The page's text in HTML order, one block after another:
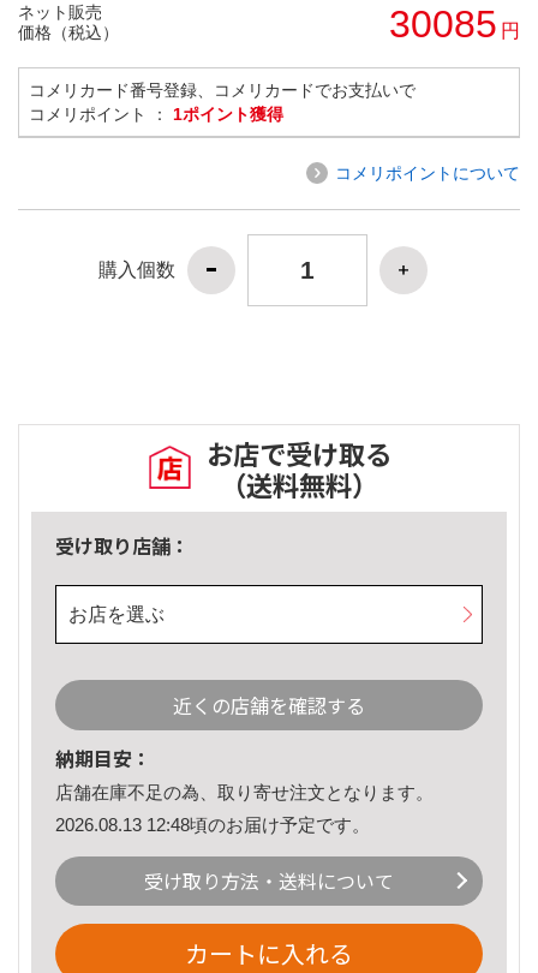
ネット販売
価格（税込）
30085 円
コメリカード番号登録、コメリカードでお支払いで
コメリポイント ： 1ポイント獲得
コメリポイントについて
購入個数
お店で受け取る
（送料無料）
受け取り店舗：
お店を選ぶ
近くの店舗を確認する
納期目安：
店舗在庫不足の為、取り寄せ注文となります。
2026.08.13 12:48頃のお届け予定です。
受け取り方法・送料について
カートに入れる